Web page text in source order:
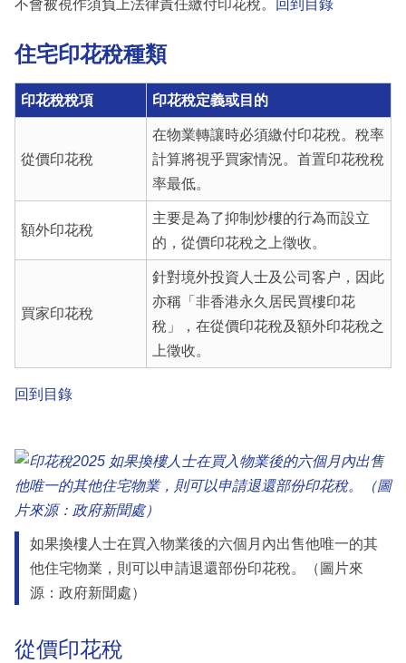
不會被視作須負上法律責任繳付印花稅。 回到目錄
住宅印花稅種類
印花稅稅項 印花稅定義或目的
從價印花稅
在物業轉讓時必須繳付印花稅。稅率
計算將視乎買家情況。首置印花稅稅
率最低。
額外印花稅
主要是為了抑制炒樓的行為而設立
的，從價印花稅之上徵收。
買家印花稅
針對境外投資人士及公司客户，因此
亦稱「非香港永久居民買樓印花
稅」，在從價印花稅及額外印花稅之
上徵收。
回到目錄
如果換樓人士在買入物業後的六個月內出售他唯一的其
他住宅物業，則可以申請退還部份印花稅。（圖片來
源：政府新聞處）
從價印花稅